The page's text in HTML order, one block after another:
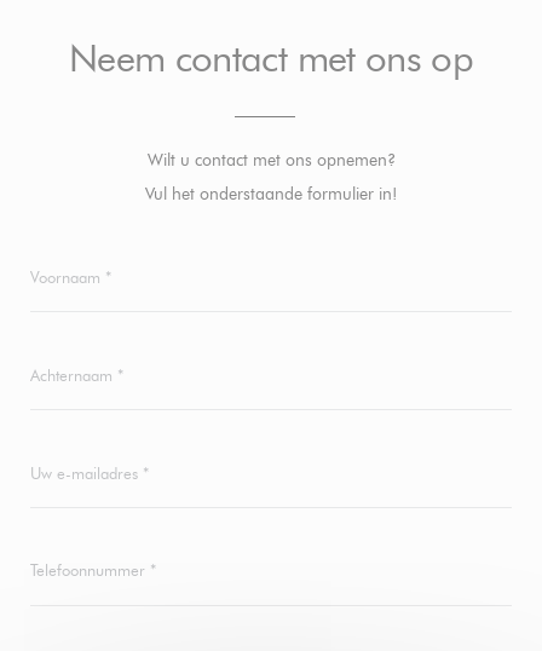
Neem contact met ons op
Wilt u contact met ons opnemen?
Vul het onderstaande formulier in!